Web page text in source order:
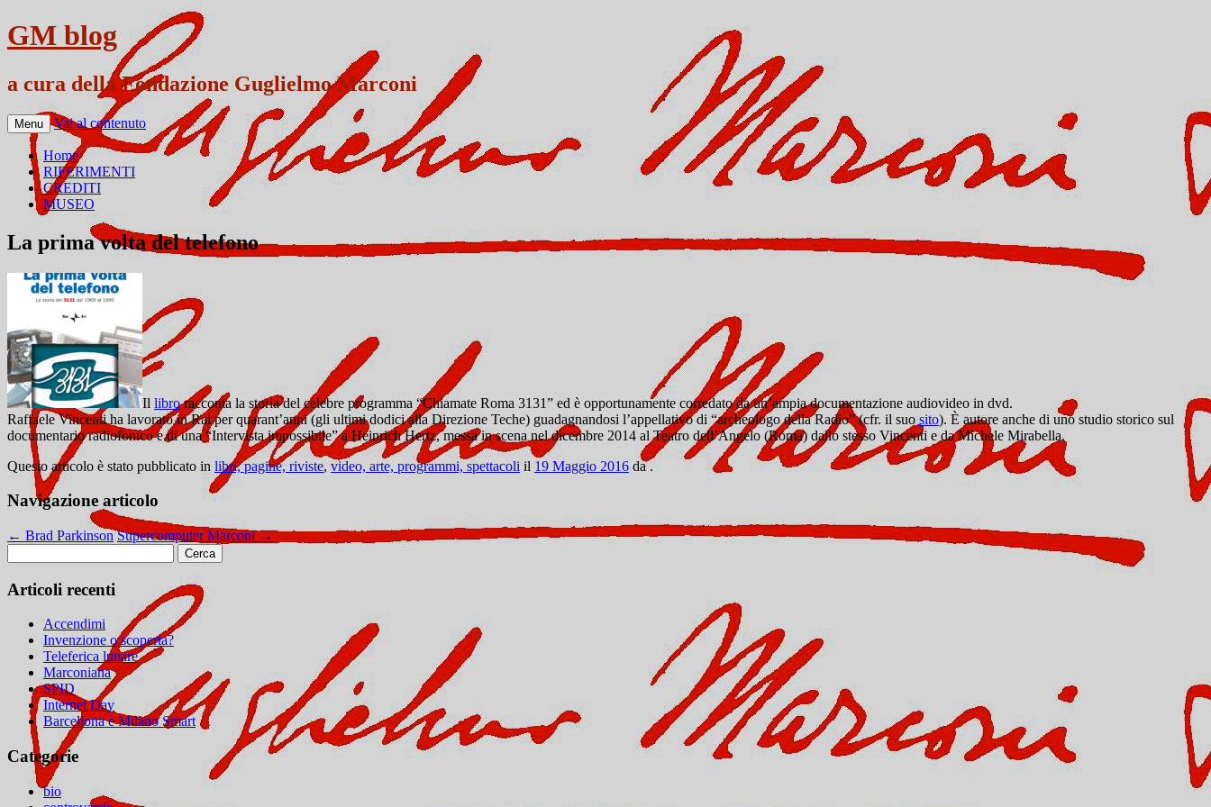
GM blog
a cura della Fondazione Guglielmo Marconi
Menu Vai al contenuto
Home
RIFERIMENTI
CREDITI
MUSEO
La prima volta del telefono
Il libroracconta la storia del celebre programma “Chiamate Roma 3131” ed è opportunamente corredato da un’ampia documentazione audiovideo in dvd.
Raffaele Vincenti ha lavorato in Rai per quarant’anni (gli ultimi dodici alla Direzione Teche) guadagnandosi l’appellativo di “archeologo della Radio” (cfr. il suosito). È autore anche di uno studio storico sul
documentario radiofonico e di una “Intervista impossibile” a Heinrich Hertz, messa in scena nel dicembre 2014 al Teatro dell’Angelo (Roma) dallo stesso Vincenti e da Michele Mirabella.
Questo articolo è stato pubblicato in libri, pagine, riviste, video, arte, programmi, spettacoli il 19 Maggio 2016 da.
Navigazione articolo
← Brad Parkinson Supercomputer Marconi→
per:
Articoli recenti
Accendimi
Invenzione o scoperta?
Teleferica lunare
Marconiana
SPID
Internet Day
Barcellona e Milano Smart
Categorie
bio